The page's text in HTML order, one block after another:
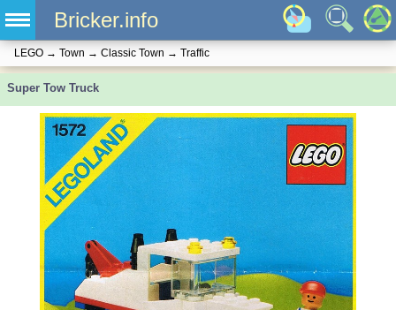
Bricker.info
LEGO → Town → Classic Town → Traffic
Super Tow Truck